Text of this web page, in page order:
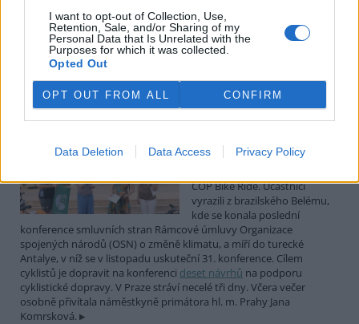
I want to opt-out of Collection, Use,
Retention, Sale, and/or Sharing of my
Personal Data that Is Unrelated with the
Purposes for which it was collected.
Opted Out
OPT OUT FROM ALL CONFIRM
Data Deletion Data Access Privacy Policy
vyhledávají veterinární ošetření nejčastěji kvůli přehřátí organismu,
dehydrataci nebo kolapsu. ČTK to sdělila viceprezidentka Komory
veterinárních lékařů ČR Kateřina Valdhans.
Do Prahy dorazili jezdci cyklistické štafety, míří na
konferenci o klimatu
Do Prahy dnes dorazili jezdci
COP Bike Ride. Účastníci
vyrazili z brazilského Belému,
kde se konala poslední
konference smluvních stran Rámcové úmluvy Organizace
spojených národů (OSN) o změně klimatu, a míří do turecké
Antalye, v níž se v listopadu uskuteční 31. konference. Cílem
cyklistů je dopravit na konferenci deset návrhů na podporu
cyklistické dopravy. V Praze stráví necelé tři dny. Včera večer
osobně přivítala náměstkyně primátora hl. m. Prahy Jana
Komrsková.